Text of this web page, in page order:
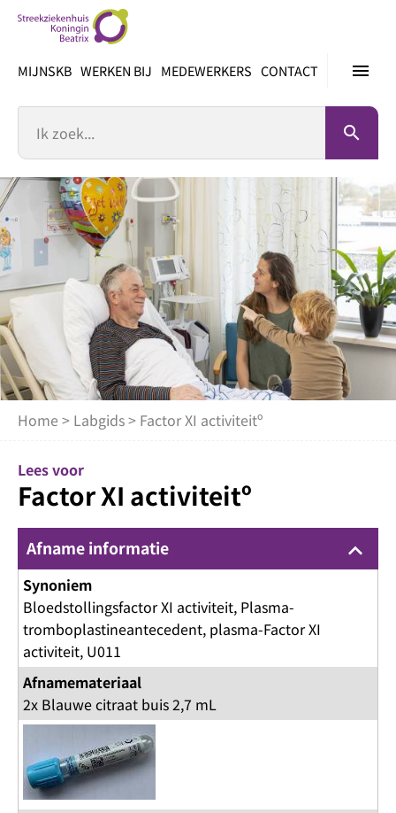
inhoud
menu
MIJNSKB WERKEN BIJ MEDEWERKERS CONTACT
search
Home > Labgids> Factor XI activiteitº
Lees voor
Factor XI activiteitº
Afname informatie keyboard_arrow_up
Synoniem
Bloedstollingsfactor XI activiteit, Plasma-
tromboplastineantecedent, plasma-Factor XI
activiteit, U011
Afnamemateriaal
2x Blauwe citraat buis 2,7 mL